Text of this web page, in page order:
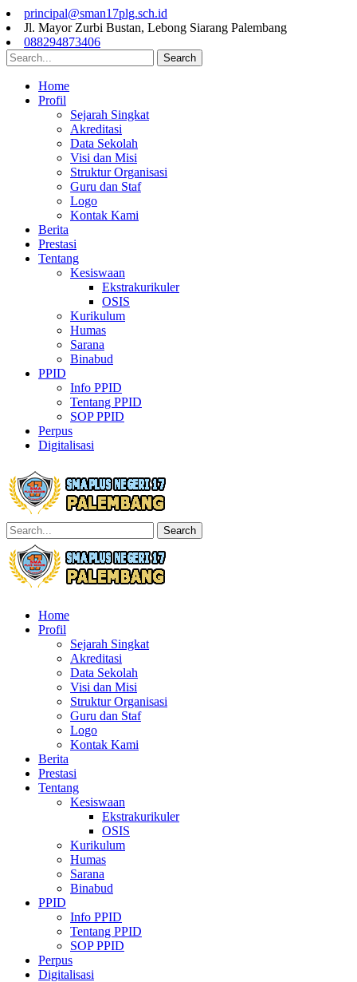
principal@sman17plg.sch.id
Jl. Mayor Zurbi Bustan, Lebong Siarang Palembang
088294873406
Search
Home
Profil
Sejarah Singkat
Akreditasi
Data Sekolah
Visi dan Misi
Struktur Organisasi
Guru dan Staf
Logo
Kontak Kami
Berita
Prestasi
Tentang
Kesiswaan
Ekstrakurikuler
OSIS
Kurikulum
Humas
Sarana
Binabud
PPID
Info PPID
Tentang PPID
SOP PPID
Perpus
Digitalisasi
Search
Home
Profil
Sejarah Singkat
Akreditasi
Data Sekolah
Visi dan Misi
Struktur Organisasi
Guru dan Staf
Logo
Kontak Kami
Berita
Prestasi
Tentang
Kesiswaan
Ekstrakurikuler
OSIS
Kurikulum
Humas
Sarana
Binabud
PPID
Info PPID
Tentang PPID
SOP PPID
Perpus
Digitalisasi